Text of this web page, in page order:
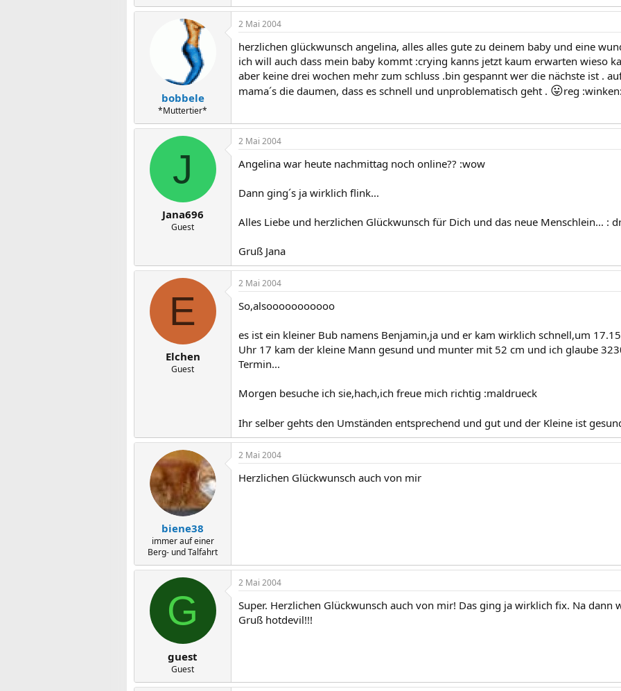
bobbele
*Muttertier*
2 Mai 2004
herzlichen glückwunsch angelina, alles alles gute zu deinem baby und eine
ich will auch dass mein baby kommt :crying kanns jetzt kaum erwarten wieso
aber keine drei wochen mehr zum schluss .bin gespannt wer die nächste ist .
mama´s die daumen, dass es schnell und unproblematisch geht . 😛reg
J
Jana696
Guest
2 Mai 2004
Angelina war heute nachmittag noch online?? :wow
Dann ging´s ja wirklich flink...
Alles Liebe und herzlichen Glückwunsch für Dich und das neue Menschlein... :
Gruß Jana
E
Elchen
Guest
2 Mai 2004
So,alsooooooooooo
es ist ein kleiner Bub namens Benjamin,ja und er kam wirklich schnell,um
Uhr 17 kam der kleine Mann gesund und munter mit 52 cm und ich glaube
Termin...
Morgen besuche ich sie,hach,ich freue mich richtig :maldrueck
Ihr selber gehts den Umständen entsprechend und gut und der Kleine ist
biene38
immer auf einer
Berg- und Talfahrt
2 Mai 2004
Herzlichen Glückwunsch auch von mir
G
guest
Guest
2 Mai 2004
Super. Herzlichen Glückwunsch auch von mir! Das ging ja wirklich fix. Na dann
Gruß hotdevil!!!